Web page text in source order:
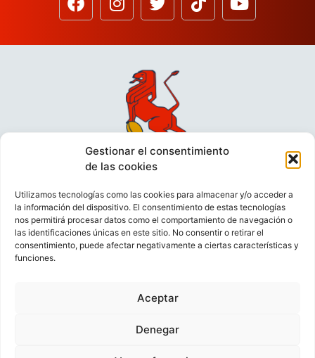
Gestionar el consentimiento
de las cookies
Utilizamos tecnologías como las cookies para almacenar y/o acceder a
la información del dispositivo. El consentimiento de estas tecnologías
nos permitirá procesar datos como el comportamiento de navegación o
las identificaciones únicas en este sitio. No consentir o retirar el
consentimiento, puede afectar negativamente a ciertas características y
funciones.
Aceptar
Denegar
VIDEOCONFERENCIAS
POLÍTICA DE PRIVACIDAD
CONTACTO